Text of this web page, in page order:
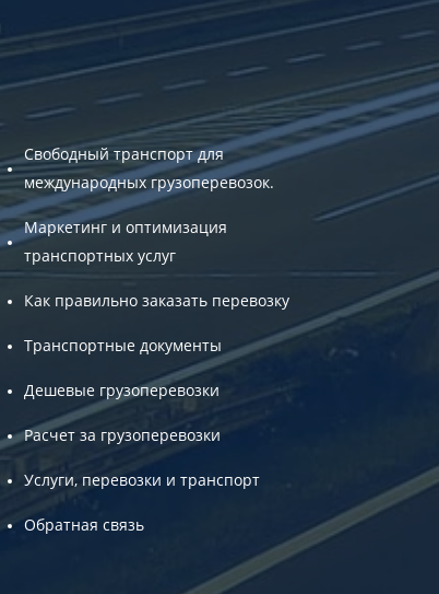
Свободный транспорт для
международных грузоперевозок.
Маркетинг и оптимизация
транспортных услуг
Как правильно заказать перевозку
Транспортные документы
Дешевые грузоперевозки
Расчет за грузоперевозки
Услуги, перевозки и транспорт
Обратная связь